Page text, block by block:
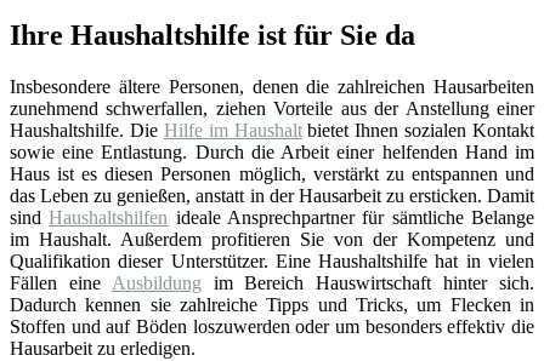
Ihre Haushaltshilfe ist für Sie da
Insbesondere ältere Personen, denen die zahlreichen Hausarbeiten
zunehmend schwerfallen, ziehen Vorteile aus der Anstellung einer
Haushaltshilfe. Die Hilfe im Haushaltbietet Ihnen sozialen Kontakt
sowie eine Entlastung. Durch die Arbeit einer helfenden Hand im
Haus ist es diesen Personen möglich, verstärkt zu entspannen und
das Leben zu genießen, anstatt in der Hausarbeit zu ersticken. Damit
sindHaushaltshilfen ideale Ansprechpartner für sämtliche Belange
im Haushalt. Außerdem profitieren Sie von der Kompetenz und
Qualifikation dieser Unterstützer. Eine Haushaltshilfe hat in vielen
Fällen eine Ausbildung im Bereich Hauswirtschaft hinter sich.
Dadurch kennen sie zahlreiche Tipps und Tricks, um Flecken in
Stoffen und auf Böden loszuwerden oder um besonders effektiv die
Hausarbeit zu erledigen.